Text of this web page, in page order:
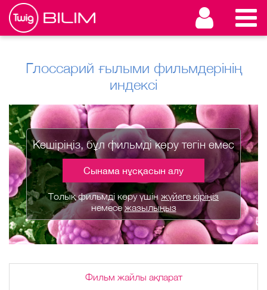
Глоссарий ғылыми фильмдерінің
индексі
Кешіріңіз, бұл фильмді көру тегін емес
Сынама нұсқасын алу
Толық фильмді көру үшінжүйеге кіріңіз
немесежазылыңыз
Фильм жайлы ақпарат